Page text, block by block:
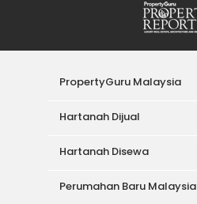
PropertyGuru Malaysia
Hartanah Dijual
Hartanah Disewa
Perumahan Baru Malaysia